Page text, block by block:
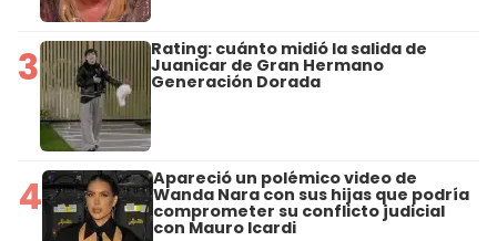
3 Rating: cuánto midió la salida de
Juanicar de Gran Hermano
Generación Dorada
4 Apareció un polémico video de
Wanda Nara con sus hijas que podría
comprometer su conflicto judicial
con Mauro Icardi